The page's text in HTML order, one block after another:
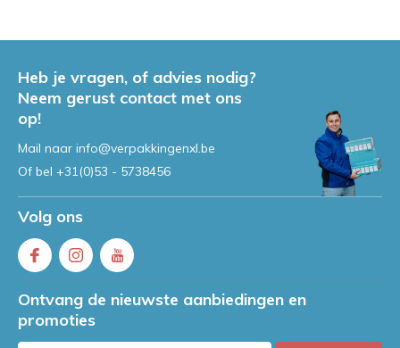
Heb je vragen, of advies nodig?
Neem gerust contact met ons
op!
Mail naar info@verpakkingenxl.be
Of bel +31(0)53 - 5738456
Volg ons
Ontvang de nieuwste aanbiedingen en
promoties